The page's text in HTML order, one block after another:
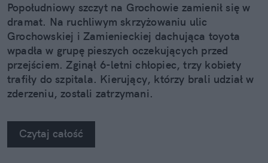
Popołudniowy szczyt na Grochowie zamienił się w
dramat. Na ruchliwym skrzyżowaniu ulic
Grochowskiej i Zamienieckiej dachująca toyota
wpadła w grupę pieszych oczekujących przed
przejściem. Zginął 6-letni chłopiec, trzy kobiety
trafiły do szpitala. Kierujący, którzy brali udział w
zderzeniu, zostali zatrzymani.
Czytaj całość